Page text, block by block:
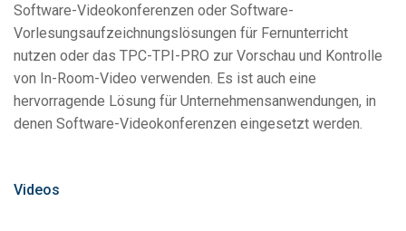
Software-Videokonferenzen oder Software-
Vorlesungsaufzeichnungslösungen für Fernunterricht
nutzen oder das TPC-TPI-PRO zur Vorschau und Kontrolle
von In-Room-Video verwenden. Es ist auch eine
hervorragende Lösung für Unternehmensanwendungen, in
denen Software-Videokonferenzen eingesetzt werden.
Videos